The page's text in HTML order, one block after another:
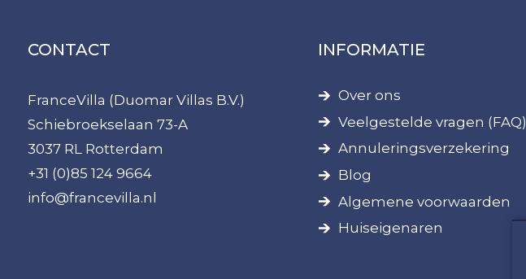
CONTACT
FranceVilla (Duomar Villas B.V.)
Schiebroekselaan 73-A
3037 RL Rotterdam
+31 (0)85 124 9664
info@francevilla.nl
INFORMATIE
Over ons
Veelgestelde vragen (FAQ)
Annuleringsverzekering
Blog
Algemene voorwaarden
Huiseigenaren